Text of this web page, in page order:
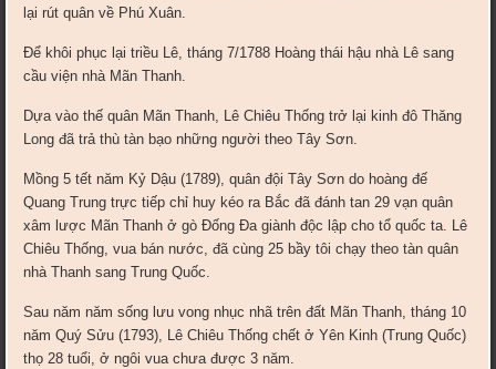
lại rút quân về Phú Xuân.
Để khôi phục lại triều Lê, tháng 7/1788 Hoàng thái hậu nhà Lê sang
cầu viện nhà Mãn Thanh.
Dựa vào thế quân Mãn Thanh, Lê Chiêu Thống trở lại kinh đô Thăng
Long đã trả thù tàn bạo những người theo Tây Sơn.
Mồng 5 tết năm Kỷ Dậu (1789), quân đội Tây Sơn do hoàng đế
Quang Trung trực tiếp chỉ huy kéo ra Bắc đã đánh tan 29 vạn quân
xâm lược Mãn Thanh ở gò Đống Đa giành độc lập cho tổ quốc ta. Lê
Chiêu Thống, vua bán nước, đã cùng 25 bầy tôi chạy theo tàn quân
nhà Thanh sang Trung Quốc.
Sau năm năm sống lưu vong nhục nhã trên đất Mãn Thanh, tháng 10
năm Quý Sửu (1793), Lê Chiêu Thống chết ở Yên Kinh (Trung Quốc)
thọ 28 tuổi, ở ngôi vua chưa được 3 năm.